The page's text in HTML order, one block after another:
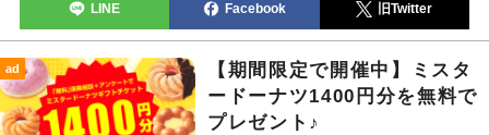
LINE Facebook 旧Twitter
ad
【期間限定で開催中】ミスタ
ードーナツ1400円分を無料で
プレゼント♪